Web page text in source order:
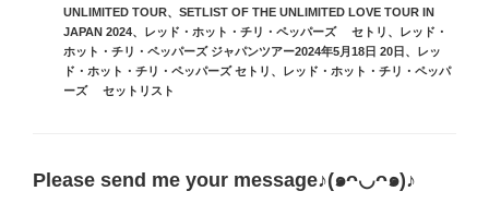
UNLIMITED TOUR、 SETLIST OF THE UNLIMITED LOVE TOUR IN
JAPAN 2024、 レッド・ホット・チリ・ペッパーズ セトリ 、
レッド・
ホット・チリ・ペッパーズ ジャパンツアー2024年5月18日 20日 、
レッ
ド・ホット・チリ・ペッパーズ セトリ 、
レッド・ホット・チリ・ペッパ
ーズ セットリスト
Please send me your message♪(๑ᴖ◡ᴖ๑)♪